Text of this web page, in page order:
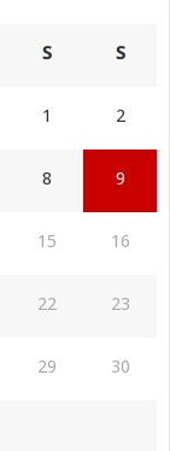
S S
1 2
8 9
15 16
22 23
29 30